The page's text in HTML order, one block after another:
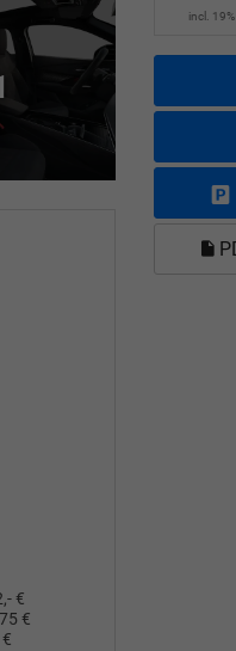
incl.
€
€